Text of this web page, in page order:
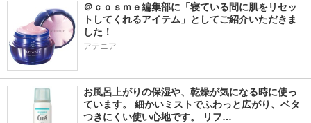
＠ｃｏｓｍｅ編集部に「寝ている間に肌をリセッ
トしてくれるアイテム」としてご紹介いただきま
した！
アテニア
お風呂上がりの保湿や、乾燥が気になる時に使っ
ています。 細かいミストでふわっと広がり、ベタ
つきにくい使い心地です。 リフ…